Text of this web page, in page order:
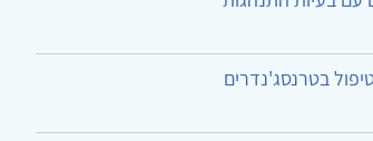
בטרנסג'נדרים